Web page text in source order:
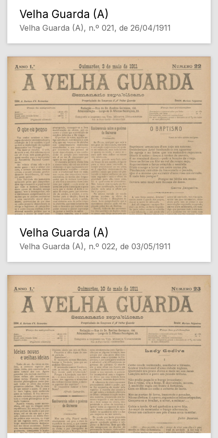
Velha Guarda (A)
Velha Guarda (A), n.º 021, de 26/04/1911
Velha Guarda (A)
Velha Guarda (A), n.º 022, de 03/05/1911